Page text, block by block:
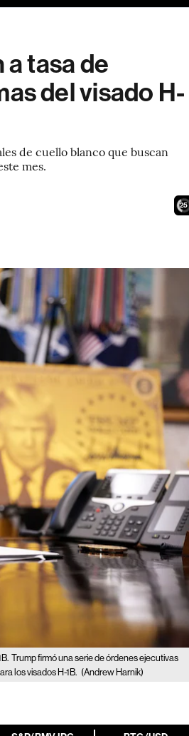
a tasa de
del visado H-
de cuello blanco que buscan
mes.
24
Trump firmó una serie de órdenes ejecutivas
los visados H-1B. (Andrew Harnik)